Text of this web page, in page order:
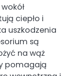
ciepło i
uszkodzenia
są
na wąż
pomagają